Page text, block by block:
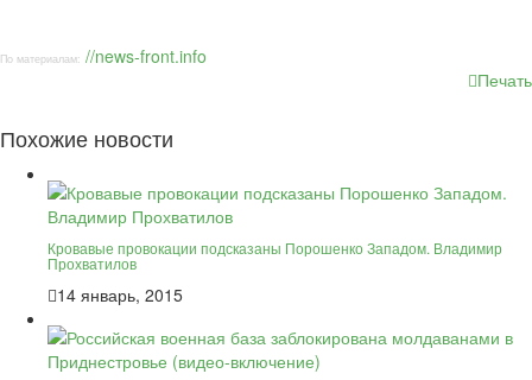
По материалам: //news-front.info
Печать
Похожие новости
Кровавые провокации подсказаны Порошенко Западом. Владимир
Прохватилов
14 январь, 2015